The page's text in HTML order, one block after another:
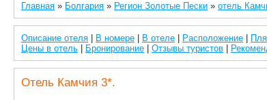
Главная » Болгария » Регион Золотые Пески » отель
Описание отеля В номере В отеле Расположение
Цены в отель
Бронирование Отзывы туристов
Отель Камчия 3*.